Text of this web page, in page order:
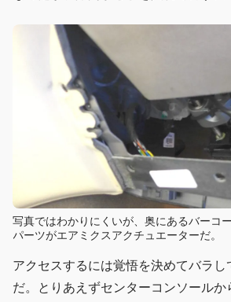
写真ではわかりにくいが、奥にあるバーコ
パーツがエアミクスアクチュエーターだ。
アクセスするには覚悟を決めてバラし
だ。とりあえずセンターコンソールか